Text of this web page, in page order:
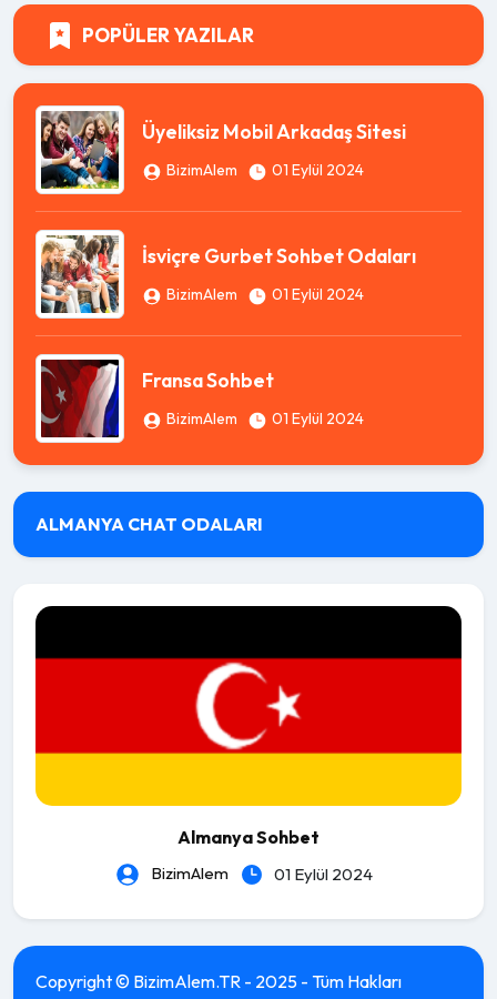
POPÜLER YAZILAR
Üyeliksiz Mobil Arkadaş Sitesi
BizimAlem 01 Eylül 2024
İsviçre Gurbet Sohbet Odaları
BizimAlem 01 Eylül 2024
Fransa Sohbet
BizimAlem 01 Eylül 2024
ALMANYA CHAT ODALARI
Almanya Sohbet
BizimAlem 01 Eylül 2024
Copyright © BizimAlem.TR - 2025 - Tüm Hakları